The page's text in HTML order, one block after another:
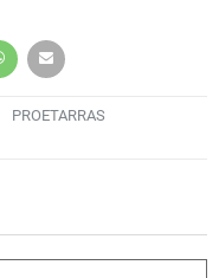
PROETARRAS